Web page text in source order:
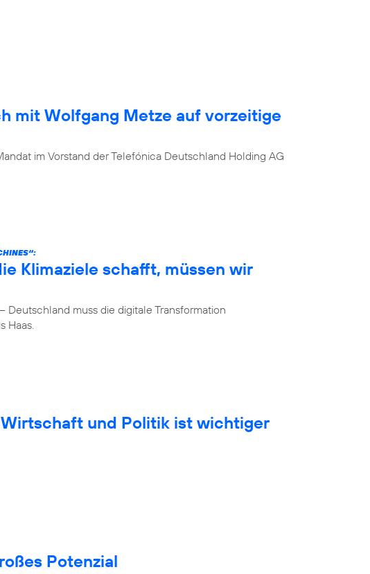
mit Wolfgang Metze auf vorzeitige
im Vorstand der Telefónica Deutschland Holding AG
Klimaziele schafft, müssen wir
Deutschland muss die digitale Transformation
Haas.
und Politik ist wichtiger
Potenzial